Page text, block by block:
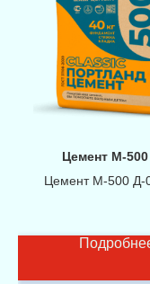
Цемент М-
Цемент М-500 Д-